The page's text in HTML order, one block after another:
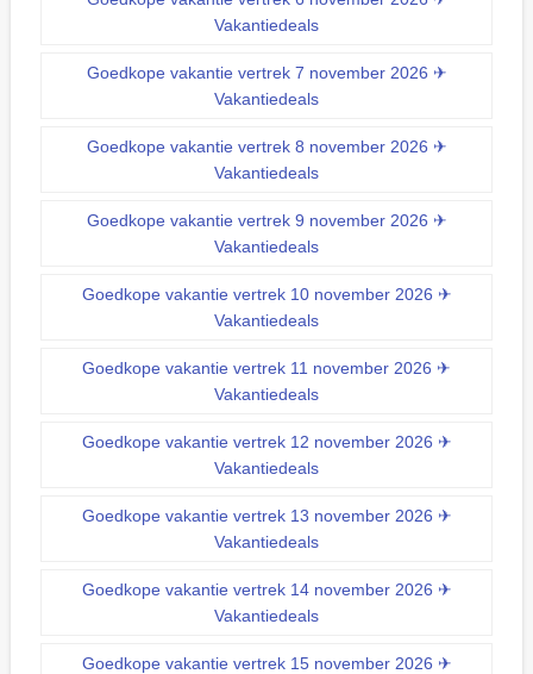
Vakantiedeals
Goedkope vakantie vertrek 7 november 2026 ✈
Vakantiedeals
Goedkope vakantie vertrek 8 november 2026 ✈
Vakantiedeals
Goedkope vakantie vertrek 9 november 2026 ✈
Vakantiedeals
Goedkope vakantie vertrek 10 november 2026 ✈
Vakantiedeals
Goedkope vakantie vertrek 11 november 2026 ✈
Vakantiedeals
Goedkope vakantie vertrek 12 november 2026 ✈
Vakantiedeals
Goedkope vakantie vertrek 13 november 2026 ✈
Vakantiedeals
Goedkope vakantie vertrek 14 november 2026 ✈
Vakantiedeals
Goedkope vakantie vertrek 15 november 2026 ✈